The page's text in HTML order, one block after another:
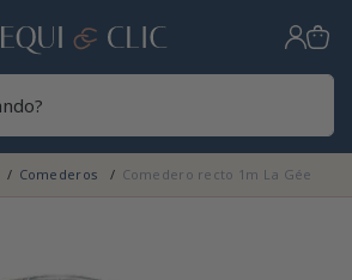
Hogar
Comederos Comedero recto 1m La Gée